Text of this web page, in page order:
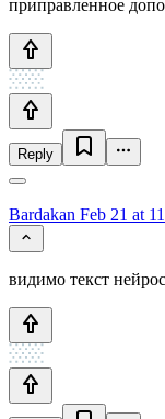
приправленное
Reply
Bardakan Feb 21 at
видимо текст